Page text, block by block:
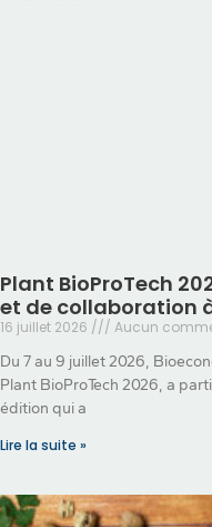
Plant BioProTech
et de collaboration
16 juillet 2026
Aucun
Du 7 au 9 juillet 2026,
Plant BioProTech 2026, a
édition qui a
Lire la suite »